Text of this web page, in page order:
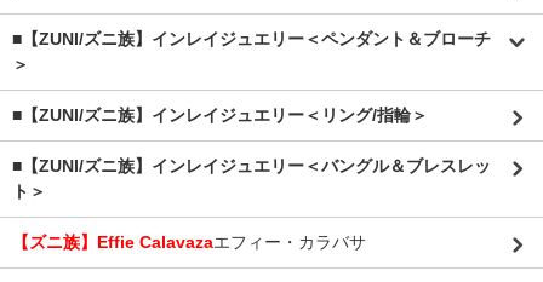
■【ZUNI/ズニ族】インレイジュエリー＜ペンダント＆ブローチ
＞
■【ZUNI/ズニ族】インレイジュエリー＜リング/指輪＞
■【ZUNI/ズニ族】インレイジュエリー＜バングル＆ブレスレッ
ト＞
【ズニ族】Effie Calavazaエフィー・カラバサ